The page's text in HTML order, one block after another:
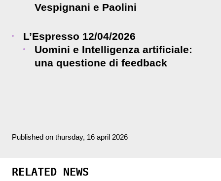
Vespignani e Paolini
L’Espresso 12/04/2026
Uomini e Intelligenza artificiale:
una questione di feedback
Published on thursday, 16 april 2026
RELATED NEWS